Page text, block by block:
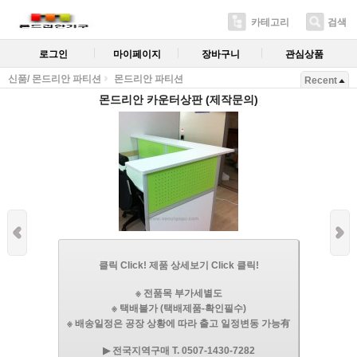
카테고리 검색
로그인 마이페이지 장바구니 관심상품
신품/ 몬드리안 파티션 몬드리안 파티션 Recent
몬드리안 카운터상판 (제작문의)
클릭 Click! 제품 상세보기 Click 클릭!
※ 전품목 부가세별도
※ 택배불가 (택배제품-확인필수)
※ 배송일정은 공장 상황에 따라 출고 일정변동 가능有
▶ 전국지역구매 T. 0507-1430-7282